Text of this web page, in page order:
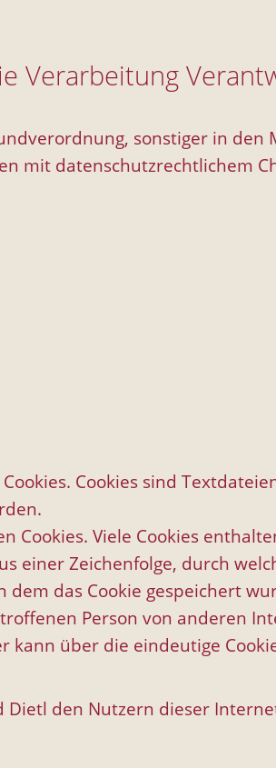
Verarbeitung
sonstiger in
mit datenschutzrechtlichem
Cookies sind
Viele Cookies
einer Zeichenfolge, durch
das Cookie gespeichert
Person von anderen
über die eindeutige
Dietl den Nutzern dieser